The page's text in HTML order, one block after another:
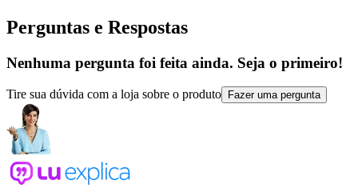
Perguntas e Respostas
Nenhuma pergunta foi feita ainda. Seja o primeiro!
Tire sua dúvida com a loja sobre o produto Fazer uma pergunta